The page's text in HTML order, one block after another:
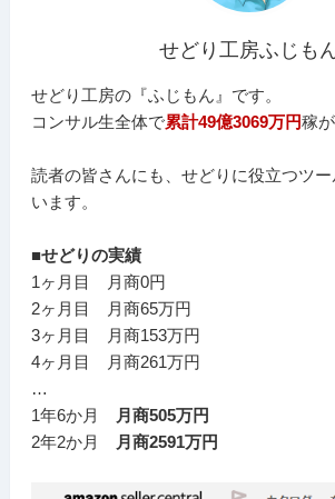
せどり工房ふじも
せどり工房の『ふじもん』です。
コンサル生全体で累計49億3069万円稼
読者の皆さんにも、せどりに役立つツ
います。
■せどりの実績
1ヶ月目 月商0円
2ヶ月目 月商65万円
3ヶ月目 月商153万円
4ヶ月目 月商261万円
…
1年6か月
月商505万円
2年2か月
月商2591万円